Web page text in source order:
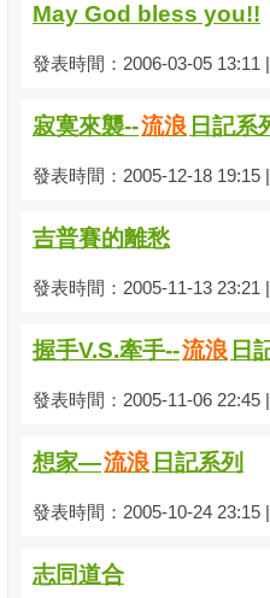
May God bless you!!
發表時間：2006-03-05 13:11
寂寞來襲--流浪 日記系
發表時間：2005-12-18 19:15
吉普賽的離愁
發表時間：2005-11-13 23:21
握手V.S.牽手--流浪 日
發表時間：2005-11-06 22:45
想家—流浪 日記系列
發表時間：2005-10-24 23:15
志同道合